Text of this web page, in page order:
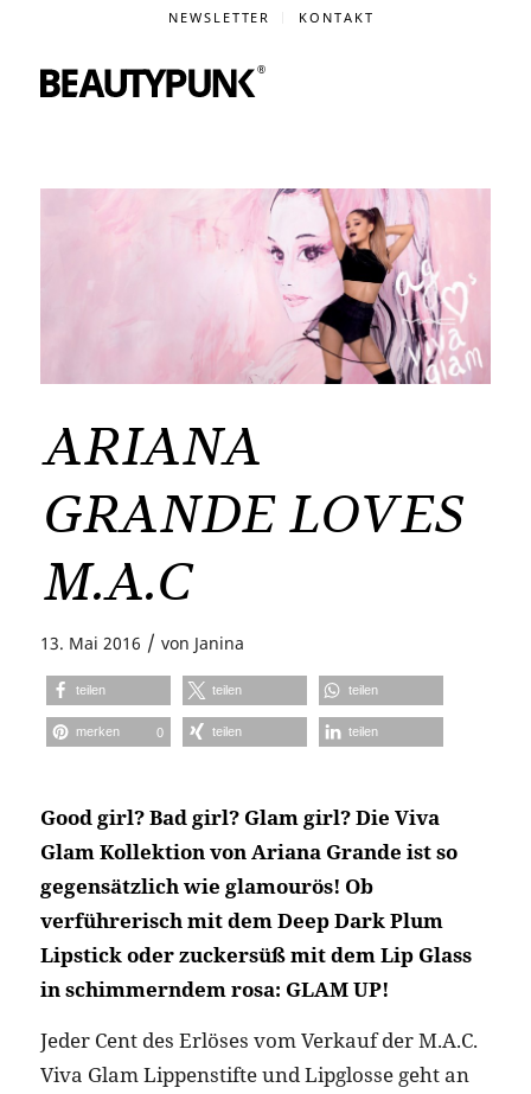
NEWSLETTER KONTAKT
ARIANA
GRANDE LOVES
M.A.C
13. Mai 2016 / von Janina
teilen teilen teilen
merken 0 teilen teilen
Good girl? Bad girl? Glam girl? Die Viva
Glam Kollektion von Ariana Grande ist so
gegensätzlich wie glamourös! Ob
verführerisch mit dem Deep Dark Plum
Lipstick oder zuckersüß mit dem Lip Glass
in schimmerndem rosa: GLAM UP!
Jeder Cent des Erlöses vom Verkauf der M.A.C.
Viva Glam Lippenstifte und Lipglosse geht an